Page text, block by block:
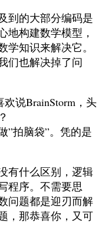
到的大部分编码是
地构建数学模型，
知识来解决它。
们也解决掉了问
说BrainStorm，头
”拍脑袋”。凭的是
有什么区别，逻辑
程序。不需要思
问题都是迎刃而解
，那恭喜你，又可